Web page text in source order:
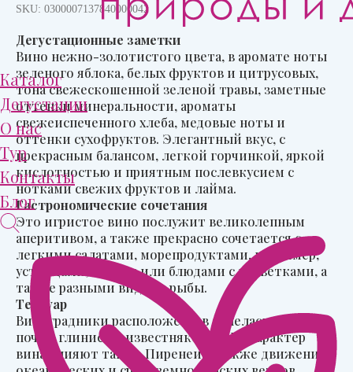
Каталог
Дегустации
О нас
Тур
Контакты
Блог
SKU: 0300007137840000042
Дегустационные заметки
Вино нежно-золотистого цвета, в аромате ноты
зеленого яблока, белых фруктов и цитрусовых,
тона свежескошенной зеленой травы, заметные
оттенки минеральности, ароматы
свежеиспеченного хлеба, медовые ноты и
оттенки сухофруктов. Элегантный вкус, с
прекрасным балансом, легкой горчинкой, яркой
кислотностью и приятным послевкусием с
нотками свежих фруктов и лайма.
Гастрономические сочетания
Это игристое вино послужит великолепным
аперитивом, а также прекрасно сочетается с
легкими салатами, морепродуктами, например,
устрицами, крабом или блюдами с креветками, а
также разными видами рыбы.
Терруар
Виноградники расположены в аппеласьоне Лиму,
почвы глинисто-известняковые. На характер
вина влияют также Пиренеи, а также движения